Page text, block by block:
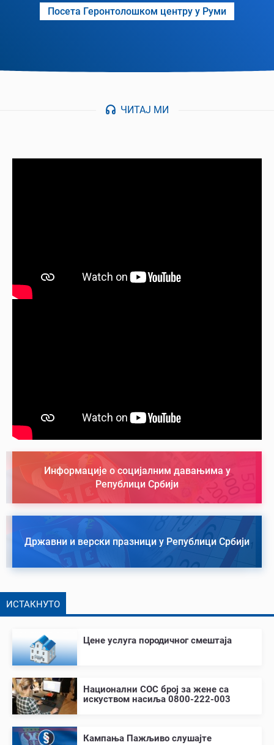
Посета Геронтолошком центру у Руми
ЧИТАЈ МИ
Информације о социјалним давањима у
Републици Србији
Државни и верски празници у Републици Србији
ИСТАКНУТО
Цене услуга породичног смештаја
Национални СОС број за жене са
искуством насиља 0800-222-003
Кампања Пажљиво слушајте